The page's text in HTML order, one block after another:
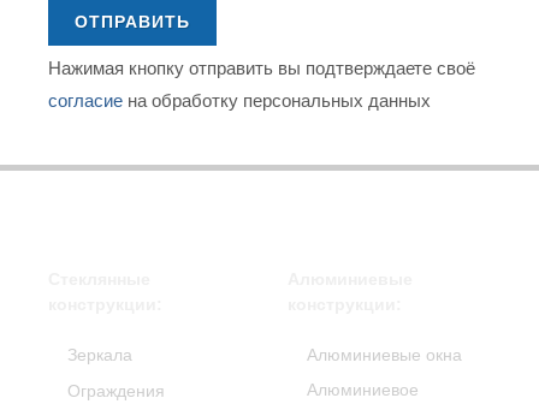
ОТПРАВИТЬ
Нажимая кнопку отправить вы подтверждаете своё
согласие на обработку персональных данных
Зеркала
Ограждения
Алюминиевые окна
Алюминиевое